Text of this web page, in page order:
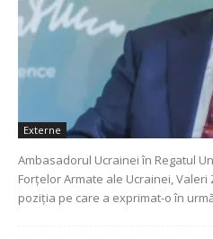
Externe
Ambasadorul Ucrainei în Regatul
Forţelor Armate ale Ucrainei,
poziţia pe care a exprimat-o în